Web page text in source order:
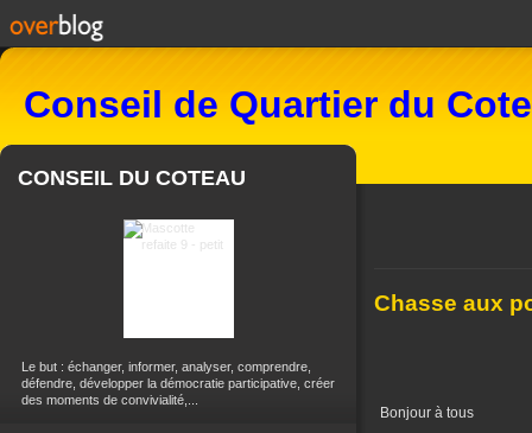
Conseil de Quartier du
CONSEIL DU COTEAU
Le but : échanger, informer, analyser, comprendre,
défendre, développer la démocratie participative, créer
des moments de convivialité,...
Chasse aux
Bonjour à tous